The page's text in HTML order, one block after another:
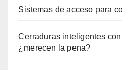
Sistemas de acceso para
Cerraduras inteligentes
¿merecen la pena?